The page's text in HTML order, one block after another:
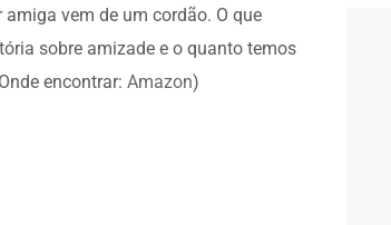
vem de um cordão. O que
sobre amizade e o quanto temos
encontrar: Amazon)